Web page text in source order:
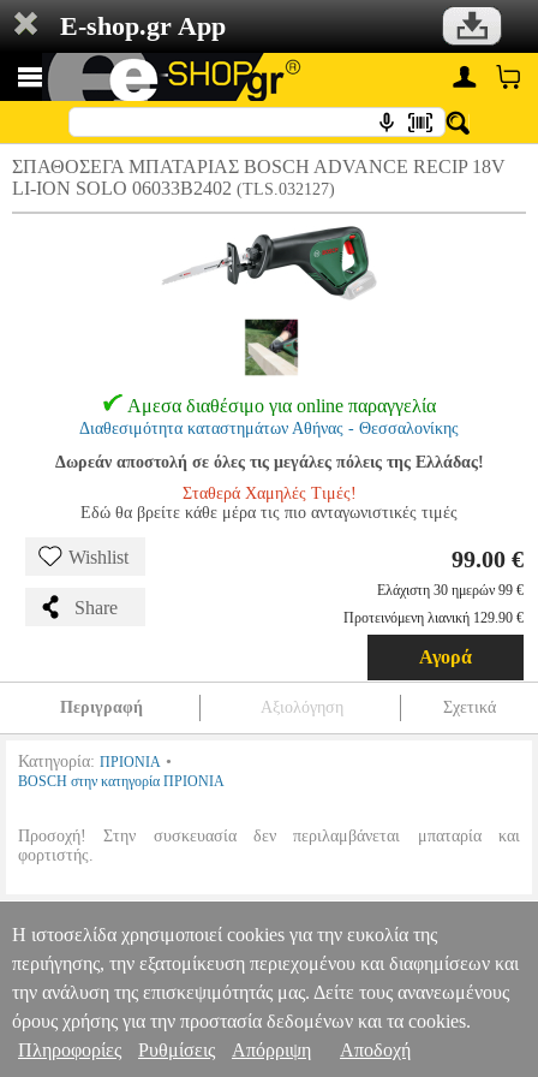
E-shop.gr App
ΣΠΑΘΟΣΕΓΑ ΜΠΑΤΑΡΙΑΣ BOSCH ADVANCE RECIP 18V
LI-ION SOLO 06033B2402 (TLS.032127)
Αμεσα διαθέσιμο για online παραγγελία
Διαθεσιμότητα καταστημάτων Αθήνας - Θεσσαλονίκης
Δωρεάν αποστολή σε όλες τις μεγάλες πόλεις της Ελλάδας!
Σταθερά Χαμηλές Τιμές!
Εδώ θα βρείτε κάθε μέρα τις πιο ανταγωνιστικές τιμές
Wishlist
Share
99.00 €
Ελάχιστη 30 ημερών 99 €
Προτεινόμενη λιανική 129.90 €
Αγορά
Περιγραφή Αξιολόγηση Σχετικά
Κατηγορία: ΠΡΙΟΝΙΑ •
BOSCH στην κατηγορία ΠΡΙΟΝΙΑ
Προσοχή! Στην συσκευασία δεν περιλαμβάνεται μπαταρία και
φορτιστής.
ION SOLO 06033B2402 TLS.032127 TLS.032127
BOSCH
ΠΡΙΟΝΙΑ
Κατηγορία: ΠΡΙΟΝΙΑ •BOSCH στην κατηγορία
ΠΡΙΟΝΙΑ Προσοχή! Στην συσκευασία δεν περιλαμβάνεται μπαταρία
και φορτιστής.ΣΠΑΘΟΣΕΓΑ ΜΠΑΤΑΡΙΑΣ BOSCH ADVANCE
RECIP 18V LI-ION SOLO 06033B2402
99.00
Πληροφορίες & Υπηρεσίες >
Η ιστοσελίδα χρησιμοποιεί cookies για την ευκολία της
περιήγησης, την εξατομίκευση περιεχομένου και διαφημίσεων και
την ανάλυση της επισκεψιμότητάς μας. Δείτε τους ανανεωμένους
όρους χρήσης για την προστασία δεδομένων και τα cookies.
Πληροφορίες
Ρυθμίσεις Απόρριψη Αποδοχή